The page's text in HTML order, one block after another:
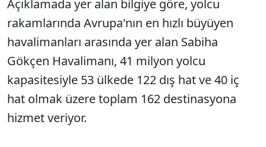
Açıklamada yer alan bilgiye göre, yolcu
rakamlarında Avrupa'nın en hızlı büyüyen
havalimanları arasında yer alan Sabiha
Gökçen Havalimanı, 41 milyon yolcu
kapasitesiyle 53 ülkede 122 dış hat ve 40 iç
hat olmak üzere toplam 162 destinasyona
hizmet veriyor.